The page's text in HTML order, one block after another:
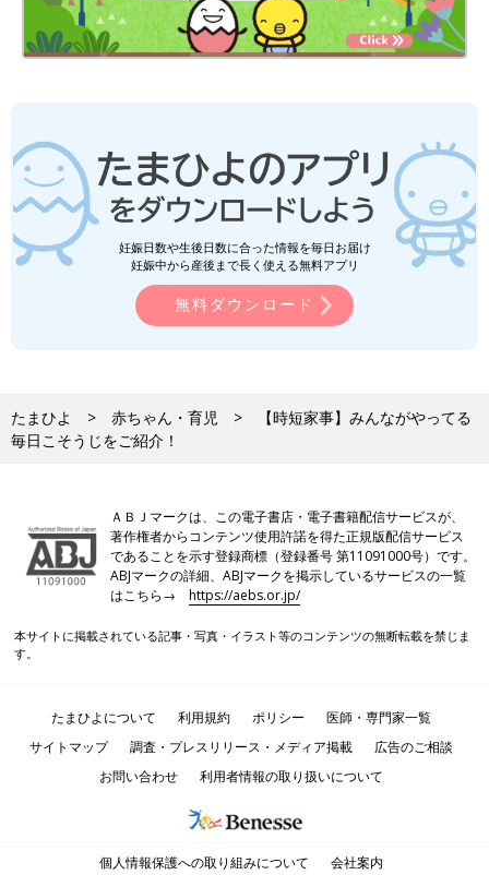
妊娠日数や生後日数に合った情報を毎日お届け
妊娠中から産後まで長く使える無料アプリ
無料ダウンロード
たまひよ 赤ちゃん・育児
【時短家事】みんながやってる
毎日こそうじをご紹介！
ＡＢＪマークは、この電子書店・電子書籍配信サービスが、
著作権者からコンテンツ使用許諾を得た正規版配信サービス
であることを示す登録商標（登録番号 第11091000号）です。
ABJマークの詳細、ABJマークを掲示しているサービスの一覧
はこちら→https://aebs.or.jp/
本サイトに掲載されている記事・写真・イラスト等のコンテンツの無断転載を禁じま
す。
たまひよについて 利用規約 ポリシー
医師・専門家一覧
サイトマップ
調査・プレスリリース・メディア掲載
広告のご相談
お問い合わせ
利用者情報の取り扱いについて
個人情報保護への取り組みについて 会社案内